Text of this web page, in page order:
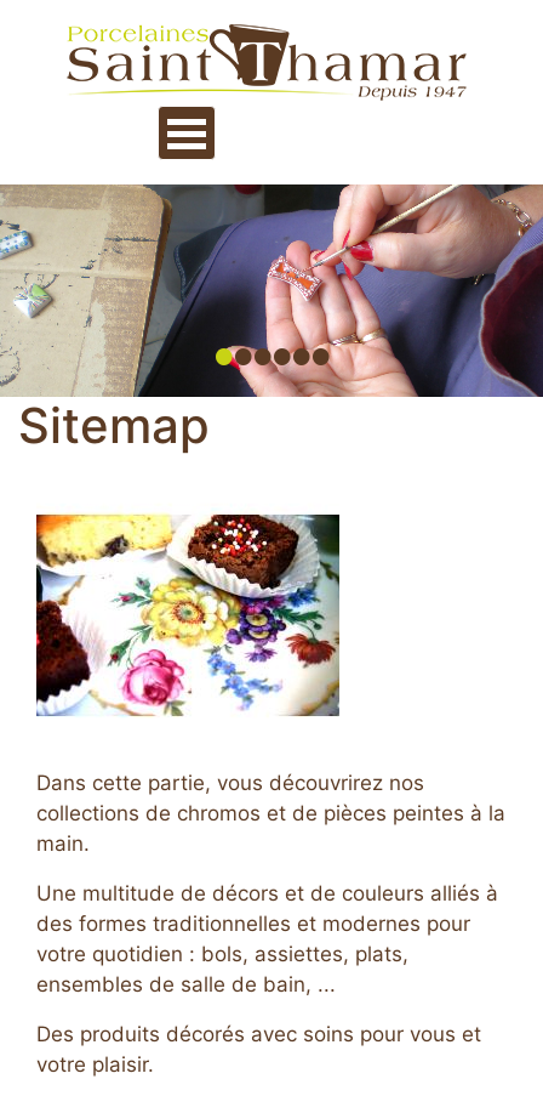
••••••
Sitemap
Dans cette partie, vous découvrirez nos
collections de chromos et de pièces peintes à la
main.
Une multitude de décors et de couleurs alliés à
des formes traditionnelles et modernes pour
votre quotidien : bols, assiettes, plats,
ensembles de salle de bain, ...
Des produits décorés avec soins pour vous et
votre plaisir.